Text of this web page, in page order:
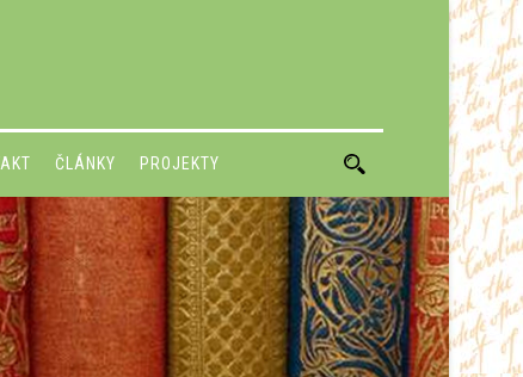
ČLÁNKY PROJEKTY